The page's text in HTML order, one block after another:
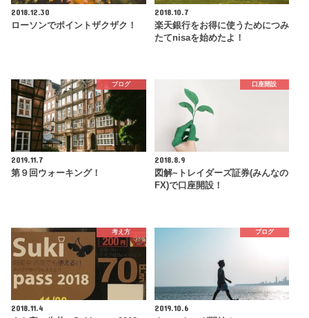
2018.12.30
ローソンでポイントザクザク！
2018.10.7
楽天銀行をお得に使うためにつみ
たてnisaを始めたよ！
ブログ
2019.11.7
第９回ウォーキング！
口座開設
2018.8.9
図解~トレイダーズ証券(みんなの
FX)で口座開設！
考え方
2018.11.4
ブログ
2019.10.6